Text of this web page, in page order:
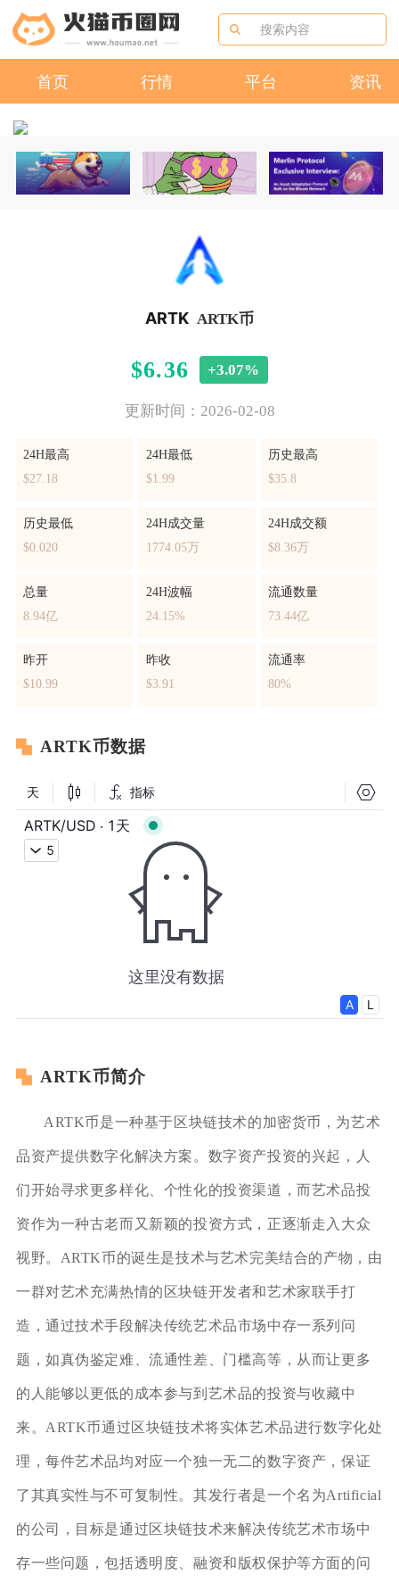
首页 行情 平台 资讯
ARTK ARTK币
$6.36 +3.07%
更新时间：2026-02-08
24H最高
$27.18
24H最低
$1.99
历史最高
$35.8
历史最低
$0.020
24H成交量
1774.05万
24H成交额
$8.36万
总量
8.94亿
24H波幅
24.15%
流通数量
73.44亿
昨开
$10.99
昨收
$3.91
流通率
80%
ARTK币数据
ARTK币简介
ARTK币是一种基于区块链技术的加密货币，为艺术
品资产提供数字化解决方案。数字资产投资的兴起，人
们开始寻求更多样化、个性化的投资渠道，而艺术品投
资作为一种古老而又新颖的投资方式，正逐渐走入大众
视野。ARTK币的诞生是技术与艺术完美结合的产物，由
一群对艺术充满热情的区块链开发者和艺术家联手打
造，通过技术手段解决传统艺术品市场中存一系列问
题，如真伪鉴定难、流通性差、门槛高等，从而让更多
的人能够以更低的成本参与到艺术品的投资与收藏中
来。ARTK币通过区块链技术将实体艺术品进行数字化处
理，每件艺术品均对应一个独一无二的数字资产，保证
了其真实性与不可复制性。其发行者是一个名为Artificial
的公司，目标是通过区块链技术来解决传统艺术市场中
存一些问题，包括透明度、融资和版权保护等方面的问